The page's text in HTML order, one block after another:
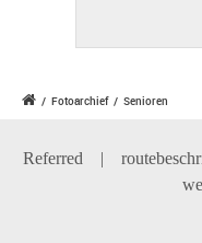
/ Fotoarchief / Senioren
Referred |